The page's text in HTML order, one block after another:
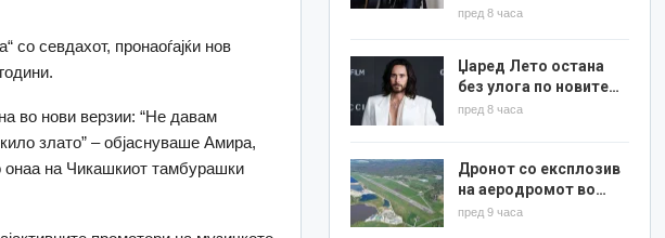
со севдахот, пронаоѓајќи нов
во нови верзии: “Не давам
злато” – објаснуваше Амира,
онаа на Чикашкиот тамбурашки
пред 8 часа
Џаред Лето остана
без улога по новите…
пред 8 часа
Дронот со експлозив
на аеродромот во…
пред 9 часа